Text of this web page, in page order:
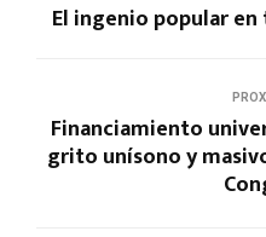
El ingenio popular
Financiamiento
grito unísono y